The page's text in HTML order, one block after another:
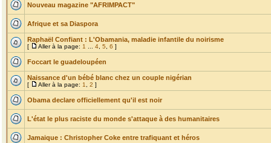
Nouveau magazine "AFRIMPACT"
Afrique et sa Diaspora
Raphaël Confiant : L'Obamania, maladie infantile du noirisme
[ Aller à la page: 1 4 5 6 ]
Foccart le guadeloupéen
Naissance d'un bébé blanc chez un couple nigérian
[ Aller à la page: 1 2 ]
Obama declare officiellement qu'il est noir
L'état le plus raciste du monde s'attaque à des humanitaires
Jamaique : Christopher Coke entre trafiquant et héros